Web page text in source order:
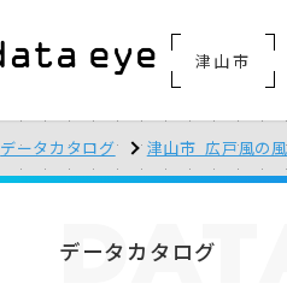
津山市
データカタログ 津山市_広戸風の
データカタログ
DATA